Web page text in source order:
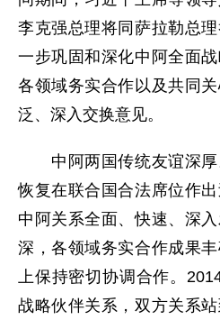
李克强总理将同萨拉勒总
一步巩固和深化中阿全面
各领域务实合作以及共同
泛、深入交换意见。
中阿两国传统友谊深厚
恢复在联合国合法席位作
中阿关系全面、快速、深
深，各领域务实合作成果
上保持密切协调合作。
战略伙伴关系，双方关系